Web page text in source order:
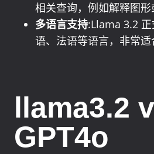
相关查询，例如解释图形
多语言支持:Llama 3.2
语、法语等语言，非常适
llama3.2
GPT4o